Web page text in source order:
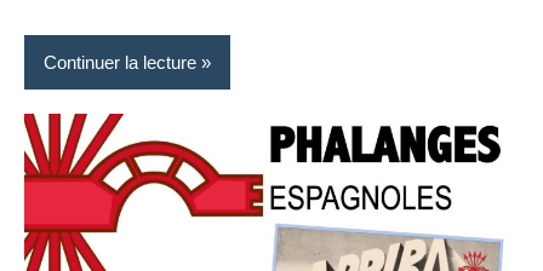
Continuer la lecture